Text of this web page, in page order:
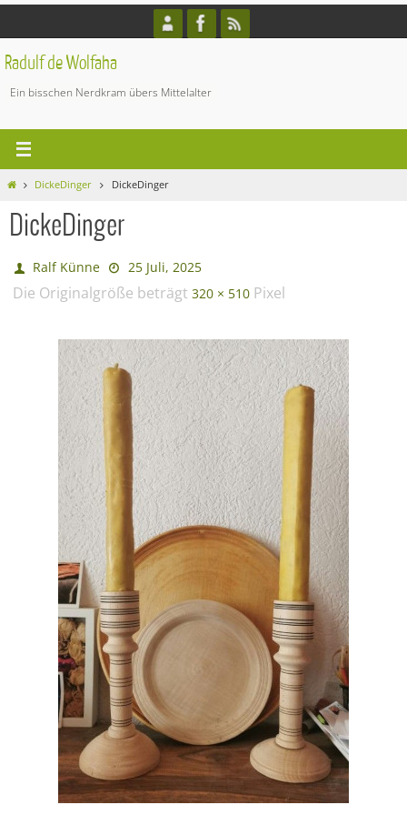
Inhalt
springen
Radulf de Wolfaha
Ein bisschen Nerdkram übers Mittelalter
StartDickeDinger DickeDinger
DickeDinger
Ralf Künne 25 Juli, 2025
Die Originalgröße beträgt 320 × 510 Pixel